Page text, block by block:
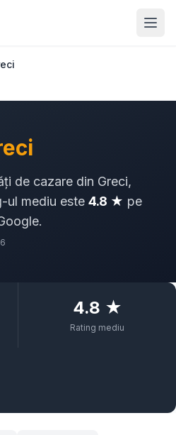
de cazare din Greci,
ul mediu este 4.8 ★ pe
4.8 ★
Rating mediu